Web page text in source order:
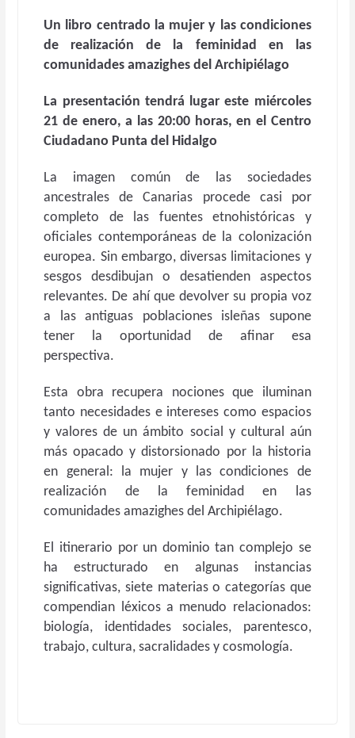
Un libro centrado la mujer y las condiciones
de realización de la feminidad en las
comunidades amazighes del Archipiélago
La presentación tendrá lugar este miércoles
21 de enero, a las 20:00 horas, en el Centro
Ciudadano Punta del Hidalgo
La imagen común de las sociedades
ancestrales de Canarias procede casi por
completo de las fuentes etnohistóricas y
oficiales contemporáneas de la colonización
europea. Sin embargo, diversas limitaciones y
sesgos desdibujan o desatienden aspectos
relevantes. De ahí que devolver su propia voz
a las antiguas poblaciones isleñas supone
tener la oportunidad de afinar esa
perspectiva.
Esta obra recupera nociones que iluminan
tanto necesidades e intereses como espacios
y valores de un ámbito social y cultural aún
más opacado y distorsionado por la historia
en general: la mujer y las condiciones de
realización de la feminidad en las
comunidades amazighes del Archipiélago.
El itinerario por un dominio tan complejo se
ha estructurado en algunas instancias
significativas, siete materias o categorías que
compendian léxicos a menudo relacionados:
biología, identidades sociales, parentesco,
trabajo, cultura, sacralidades y cosmología.